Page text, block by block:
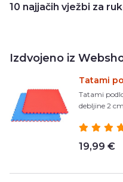
10 najjačih vježbi za
Izdvojeno iz
Tatami
Tatami
debljine 2
19,99 €